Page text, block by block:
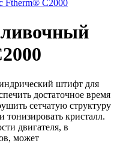
штифт для
достаточное время
сетчатую структуру
тонизировать кристалл.
двигателя, в
может